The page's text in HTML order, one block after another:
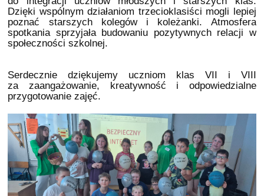
Dzięki wspólnym działaniom trzecioklasiści mogli lepiej
poznać starszych kolegów i koleżanki. Atmosfera
spotkania sprzyjała budowaniu pozytywnych relacji w
społeczności szkolnej.
Serdecznie dziękujemy uczniom klas VII i VIII
za zaangażowanie, kreatywność i odpowiedzialne
przygotowanie zajęć.